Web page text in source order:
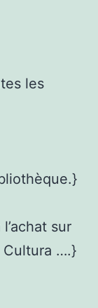
les
sur
Cultura ….}